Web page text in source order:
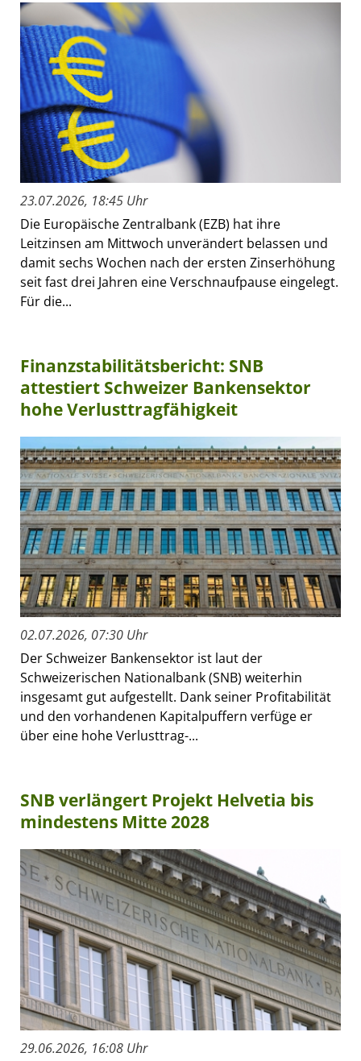
23.07.2026, 18:45 Uhr
Die Europäische Zentralbank (EZB) hat ihre
Leitzinsen am Mittwoch unverändert belassen und
damit sechs Wochen nach der ersten Zinserhöhung
seit fast drei Jahren eine Verschnaufpause eingelegt.
Für die...
Finanzstabilitätsbericht: SNB
attestiert Schweizer Bankensektor
hohe Verlusttragfähigkeit
02.07.2026, 07:30 Uhr
Der Schweizer Bankensektor ist laut der
Schweizerischen Nationalbank (SNB) weiterhin
insgesamt gut aufgestellt. Dank seiner Profitabilität
und den vorhandenen Kapitalpuffern verfüge er
über eine hohe Verlusttrag-...
SNB verlängert Projekt Helvetia bis
mindestens Mitte 2028
29.06.2026, 16:08 Uhr